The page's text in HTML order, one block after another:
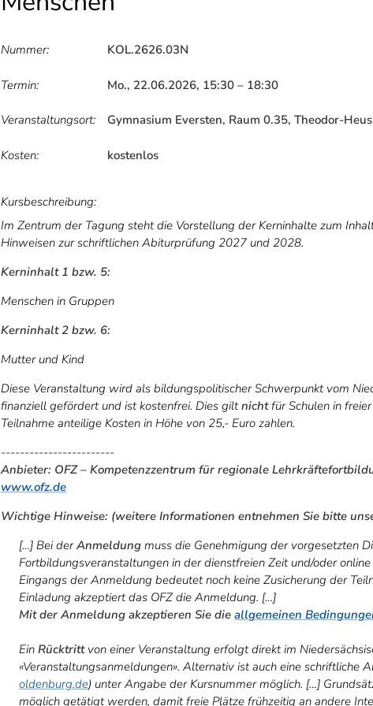
Nummer: KOL.2626.03N
Termin: Mo., 22.06.2026, 15:30 – 18:30
Veranstaltungsort: Gymnasium Eversten, Raum 0.35, Theodor-
Kosten: kostenlos
Kursbeschreibung:
Im Zentrum der Tagung steht die Vorstellung der Kerninhalte zum
Hinweisen zur schriftlichen Abiturprüfung 2027 und 2028.
Kerninhalt 1 bzw. 5:
Menschen in Gruppen
Kerninhalt 2 bzw. 6:
Mutter und Kind
Diese Veranstaltung wird als bildungspolitischer Schwerpunkt vom
finanziell gefördert und ist kostenfrei. Dies giltnichtfür Schulen in
Teilnahme anteilige Kosten in Höhe von 25,- Euro zahlen.
------------------------
Anbieter: OFZ – Kompetenzzentrum für regionale
www.ofz.de
Wichtige Hinweise: (weitere Informationen entnehmen Sie bitte
[…] Bei derAnmeldung muss die Genehmigung der vorgesetzten
Fortbildungsveranstaltungen in der dienstfreien Zeit und/oder
Eingangs der Anmeldung bedeutet noch keine Zusicherung der
Einladung akzeptiert das OFZ die Anmeldung. […]
Mit der Anmeldung akzeptieren Sie die allgemeinen
Ein Rücktrittvon einer Veranstaltung erfolgt direkt im
«Veranstaltungsanmeldungen». Alternativ ist auch eine schriftliche
oldenburg.de) unter Angabe der Kursnummer möglich. […]
möglich getätigt werden, damit freie Plätze frühzeitig an andere